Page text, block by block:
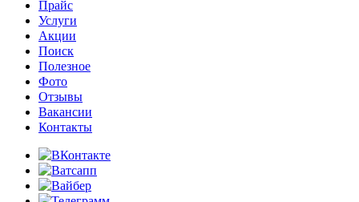
Прайс
Услуги
Акции
Поиск
Полезное
Фото
Отзывы
Вакансии
Контакты